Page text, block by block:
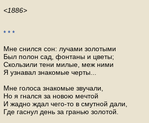
<1886>
* * *
Мне снился сон: лучами золотыми
Был полон сад, фонтаны и цветы;
Скользили тени милые, меж ними
Я узнавал знакомые черты...
Мне голоса знакомые звучали,
Но я гнался за новою мечтой
И жадно ждал чего-то в смутной дали,
Где гаснул день за гранью золотой.